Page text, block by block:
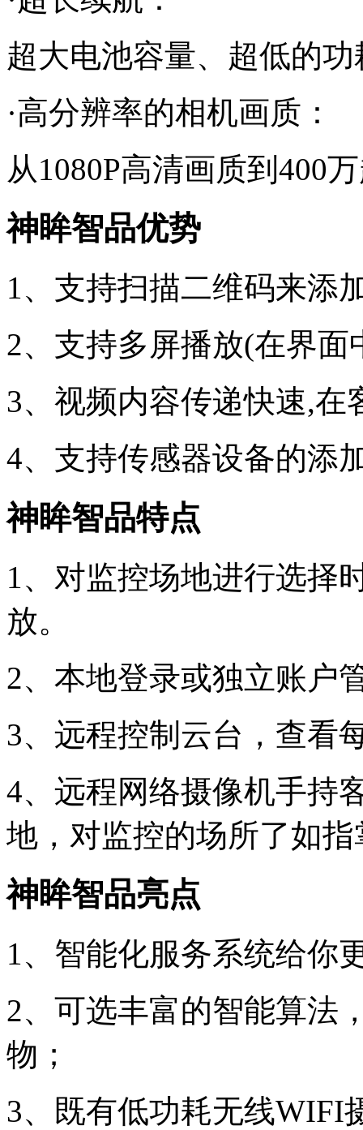
超大电池容量、超低的功
·高分辨率的相机画质：
从1080P高清画质到400
神眸智品优势
1、支持扫描二维码来添
2、支持多屏播放(在界
3、视频内容传递快速,在
4、支持传感器设备的添
神眸智品特点
1、对监控场地进行选择
放。
2、本地登录或独立账户
3、远程控制云台，查看
4、远程网络摄像机手持
地，对监控的场所了如指
神眸智品亮点
1、智能化服务系统给你
2、可选丰富的智能算法
物；
3、既有低功耗无线WIFI